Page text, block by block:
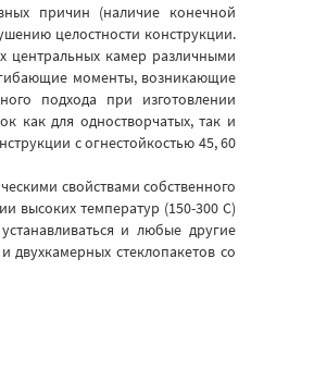
причин (наличие конечной
целостности конструкции.
центральных камер различными
моменты, возникающие
подхода при изготовлении
как для одностворчатых, так и
с огнестойкостью 45, 60
свойствами собственного
высоких температур (150-300 С)
и любые другие
стеклопакетов со